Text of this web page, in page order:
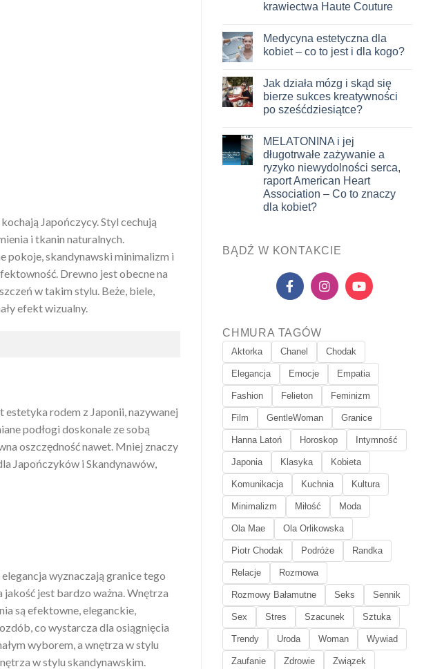
Japończycy. Styl cechują
i tkanin naturalnych.
pokoje, skandynawski minimalizm i
Drewno jest obecne na
w takim stylu. Beże, biele,
efekt wizualny.
rodem z Japonii, nazywanej
podłogi doskonale ze sobą
oszczędność nawet. Mniej znaczy
Japończyków i Skandynawów,
wyznaczają granice tego
jakość jest bardzo ważna. Wnętrza
są efektowne, eleganckie,
co wystarcza dla osiągnięcia
wyborem, a wnętrza w stylu
w stylu skandynawskim.
krawiectwa Haute Couture
Medycyna estetyczna dla
kobiet – co to jest i dla kogo?
Jak działa mózg i skąd się
bierze sukces kreatywności
po sześćdziesiątce?
MELATONINA i jej
długotrwałe zażywanie a
ryzyko niewydolności serca,
raport American Heart
Association – Co to znaczy
dla kobiet?
BĄDŹ W KONTAKCIE
CHMURA TAGÓW
Aktorka Chanel Chodak
Elegancja Emocje Empatia
Fashion Felieton Feminizm
Film GentleWoman Granice
Hanna Latoń Horoskop Intymność
Japonia Klasyka Kobieta
Komunikacja Kuchnia Kultura
Minimalizm Miłość Moda
Ola Mae Ola Orlikowska
Piotr Chodak Podróże Randka
Relacje Rozmowa
Rozmowy Bałamutne Seks Sennik
Sex Stres Szacunek Sztuka
Trendy Uroda Woman Wywiad
Zaufanie Zdrowie Związek